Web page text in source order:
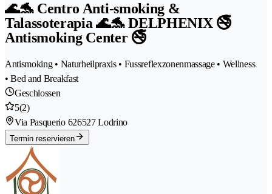
🌊🐬 Centro Anti-smoking &
Talassoterapia 🌊🐬 DELPHENIX 🚭
Antismoking Center 🚭
Antismoking • Naturheilpraxis • Fussreflexzonenmassage • Wellness
• Bed and Breakfast
Geschlossen
5(2)
Via Pasquerio 626527 Lodrino
Termin reservieren